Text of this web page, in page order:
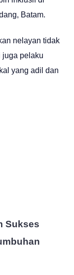
Batam.
nelayan tidak
juga pelaku
yang adil dan
Sukses